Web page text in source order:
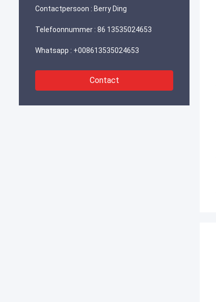
Contactpersoon : Berry Ding
Telefoonnummer : 86 13535024653
Whatsapp : +008613535024653
Contact